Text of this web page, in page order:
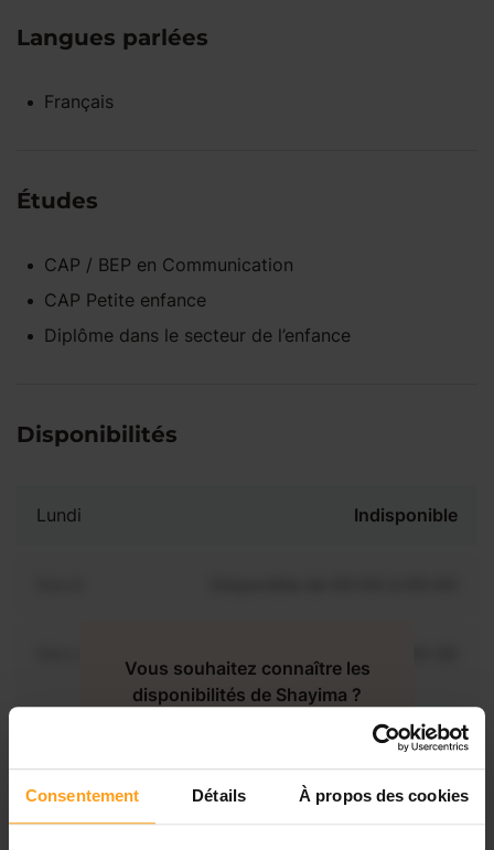
Consentement Détails À propos des cookies
Langues parlées
Français
Études
CAP / BEP en Communication
CAP Petite enfance
Diplôme dans le secteur de l’enfance
Disponibilités
Lundi Indisponible
Disponible de 00:00 à 00:00
Vendredi Disponible de 00:00 à 00:00
Vous souhaitez connaître les
disponibilités de Shayima ?
Contactez-nous